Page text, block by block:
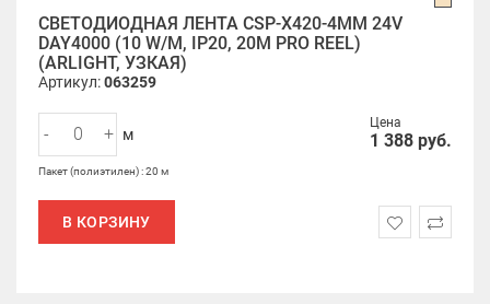
СВЕТОДИОДНАЯ ЛЕНТА CSP-X420-4MM 24V
DAY4000 (10 W/M, IP20, 20M PRO REEL)
(ARLIGHT, УЗКАЯ)
Артикул:063259
Цена
1 388 руб.
- + м
Пакет (полиэтилен) : 20 м
В КОРЗИНУ